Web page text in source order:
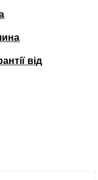
від